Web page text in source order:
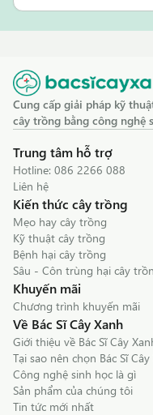
Cung cấp giải pháp kỹ
cây trồng bằng công nghệ
Trung tâm hỗ trợ
Hotline: 086 2266 088
Liên hệ
Kiến thức cây trồng
Mẹo hay cây trồng
Kỹ thuật cây trồng
Bệnh hại cây trồng
Sâu - Côn trùng hại cây
Khuyến mãi
Chương trình khuyến mãi
Về Bác Sĩ Cây Xanh
Giới thiệu về Bác Sĩ Cây
Tại sao nên chọn Bác Sĩ Cây
Công nghệ sinh học là gì
Sản phẩm của chúng tôi
Tin tức mới nhất